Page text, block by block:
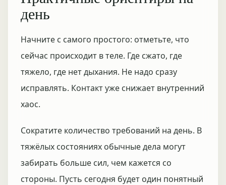
день
Начните с самого простого: отметьте, что
сейчас происходит в теле. Где сжато, где
тяжело, где нет дыхания. Не надо сразу
исправлять. Контакт уже снижает внутренний
хаос.
Сократите количество требований на день. В
тяжёлых состояниях обычные дела могут
забирать больше сил, чем кажется со
стороны. Пусть сегодня будет один понятный